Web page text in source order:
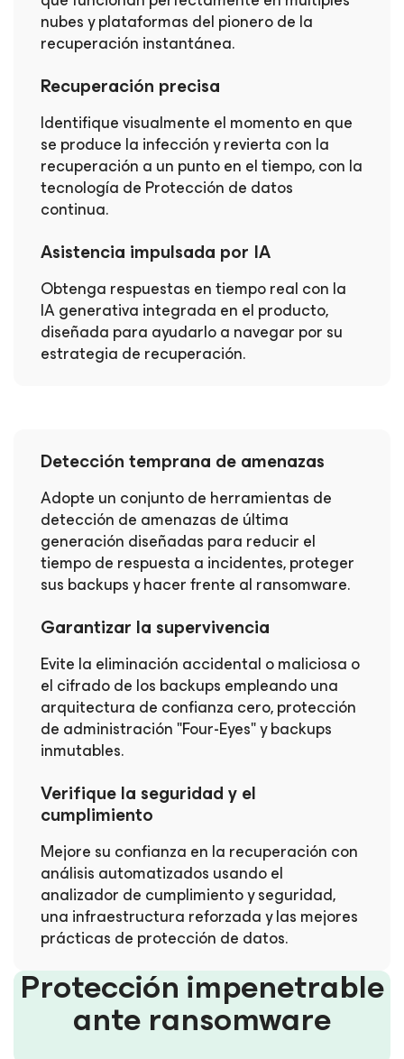
nubes y plataformas del pionero de la
recuperación instantánea.
Recuperación precisa
Identifique visualmente el momento en que
se produce la infección y revierta con la
recuperación a un punto en el tiempo, con la
tecnología de Protección de datos
continua.
Asistencia impulsada por IA
Obtenga respuestas en tiempo real con la
IA generativa integrada en el producto,
diseñada para ayudarlo a navegar por su
estrategia de recuperación.
Detección temprana de amenazas
Adopte un conjunto de herramientas de
detección de amenazas de última
generación diseñadas para reducir el
tiempo de respuesta a incidentes, proteger
sus backups y hacer frente al ransomware.
Garantizar la supervivencia
Evite la eliminación accidental o maliciosa o
el cifrado de los backups empleando una
arquitectura de confianza cero, protección
de administración "Four-Eyes" y backups
inmutables.
Verifique la seguridad y el
cumplimiento
Mejore su confianza en la recuperación con
análisis automatizados usando el
analizador de cumplimiento y seguridad,
una infraestructura reforzada y las mejores
prácticas de protección de datos.
Protección impenetrable
ante ransomware